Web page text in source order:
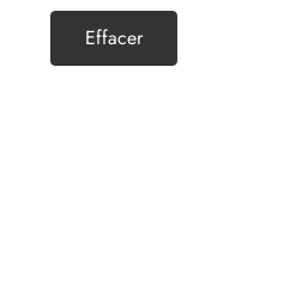
Effacer